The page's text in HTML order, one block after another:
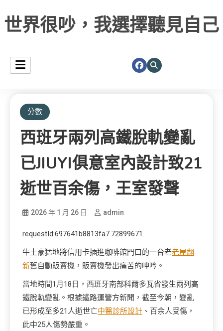
世界很吵，我選擇聽見自己
分數
西班牙兩列高鐵脫軌變亂
已JIUYI俱意室內設計致21
逝世百余傷，王室發聲
2026 年 1 月 26 日 admin
requestId:697641b8813fa7.72899671.
牛土豪猛地將信用卡插進咖啡館門口的一台老老屋翻
新舊自動販賣機，販賣機發出痛苦的呻吟。
當地時間1月18日，西班牙南部科爾多瓦省發生兩列高
鐵脫軌變亂。根據鐵路運營方新聞，截至今朝，變亂
已形成至多21人逝世亡中醫診所設計 、百余人受傷，
此中25人傷勢嚴重。